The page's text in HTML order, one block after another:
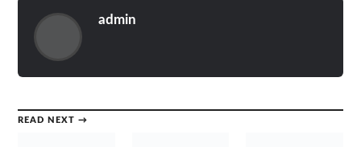
admin
READ NEXT →